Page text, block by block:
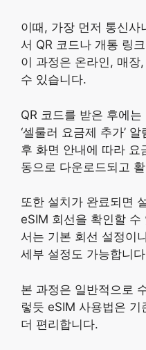
이때, 가장 먼저 통신사
서 QR 코드나 개통 링
이 과정은 온라인, 매장
수 있습니다.
QR 코드를 받은 후에
‘셀룰러 요금제 추가’
후 화면 안내에 따라 요
동으로 다운로드되고
또한 설치가 완료되면
eSIM 회선을 확인할 수
서는 기본 회선 설정이
세부 설정도 가능합니
본 과정은 일반적으로
렇듯 eSIM 사용법은
더 편리합니다.